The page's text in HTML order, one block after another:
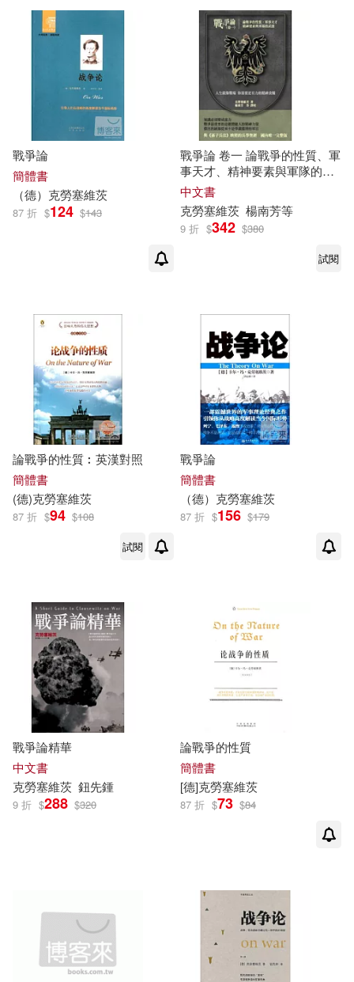
(德)克勞塞維茨(6)
[德]克勞塞維茨(4)
卡爾‧馮‧克勞塞維茨(3)
卡爾．馮．克勞塞維茨(3)
[德]卡爾·馮·克勞塞維茨(2)
卡爾·馮·克勞塞維茨(2)
[德]威謙·馮·施拉姆 著(1)
卡爾•馮•克勞塞維茨(1)
卡爾．馮．克勞塞維茨、瑪麗．
馮．克勞塞維茨(1)
吳瓊，夏征難編(1)
（德）馮·克勞塞維茨(1)
（普魯士）卡爾·馮·克勞塞維茨(1)
（澳）休·史密斯(1)
（美）唐納德·斯托克(1)
出版社
中國人民解放軍出版社(11)
商務印書館(9) 左岸文化(9)
譯林出版社(4) 新華先鋒(3)
貓頭鷹(3)
陝西師範大學出版社(3)
中國對外翻譯出版公司(2)
北京出版社(2) 台海出版社(2)
新華出版社(2)
華中科技大學出版社(2)
長江文藝出版社(2) 麥田(2)
上海古籍出版社(1)
上海教育出版社(1)
上海文化出版社(1)
上海文藝出版社(1)
中國工人出版社(1)
中國畫報出版社(1)
倚天(1)
千華駐科技(1)
可海外宅配(68)
可港澳店取(67)
可新加坡店取(67)
可菲律賓店取(67)
適合手機平板閱讀(8)
其他 (可複選)
現在可購買商品(16)
作者/演唱/譯/編/繪(66)
價格
戰爭論
簡體書
（德） 克勞塞維茨
87 折 $124 $143
戰爭論 卷一 論戰爭的性質、軍
事天才、精神要素與軍隊的武
德
中文書
克勞塞維茨 楊南芳等
9 折 $342 $380
試閱
論戰爭的性質︰英漢對照
簡體書
(德)克勞塞維茨
87 折 $94 $108
試閱
戰爭論
簡體書
（德） 克勞塞維茨
87 折 $156 $179
戰爭論精華
中文書
克勞塞維茨 鈕先鍾
9 折 $288 $320
論戰爭的性質
簡體書
[德]克勞塞維茨
87 折 $73 $84